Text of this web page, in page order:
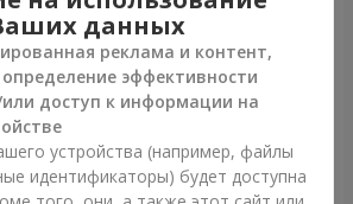
Цветы в коробке
"Помпадур"
Заказать
данных
реклама и контент,
эффективности
доступ к информации на
устройства (например, файлы
идентификаторы) будет доступна